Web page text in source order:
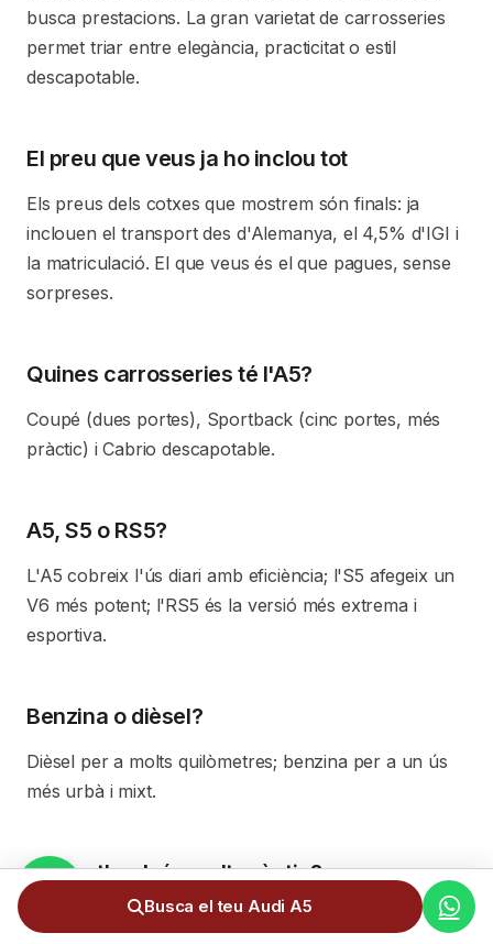
busca prestacions. La gran varietat de carrosseries
permet triar entre elegància, practicitat o estil
descapotable.
El preu que veus ja ho inclou tot
Els preus dels cotxes que mostrem són finals: ja
inclouen el transport des d'Alemanya, el 4,5% d'IGI i
la matriculació. El que veus és el que pagues, sense
sorpreses.
Quines carrosseries té l'A5?
Coupé (dues portes), Sportback (cinc portes, més
pràctic) i Cabrio descapotable.
A5, S5 o RS5?
L'A5 cobreix l'ús diari amb eficiència; l'S5 afegeix un
V6 més potent; l'RS5 és la versió més extrema i
esportiva.
Benzina o dièsel?
Dièsel per a molts quilòmetres; benzina per a un ús
més urbà i mixt.
El Sportback és molt pràctic?
Sí, combina la línia elegant de l'A5 amb cinc portes i
Busca el teu Audi A5